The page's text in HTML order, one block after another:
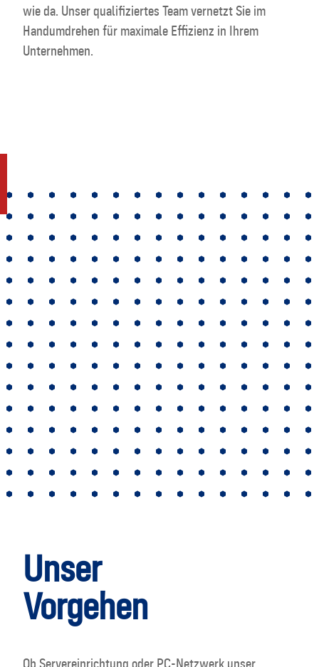
wie da. Unser qualifiziertes Team vernetzt Sie im
Handumdrehen für maximale Effizienz in Ihrem
Unternehmen.
Unser
Vorgehen